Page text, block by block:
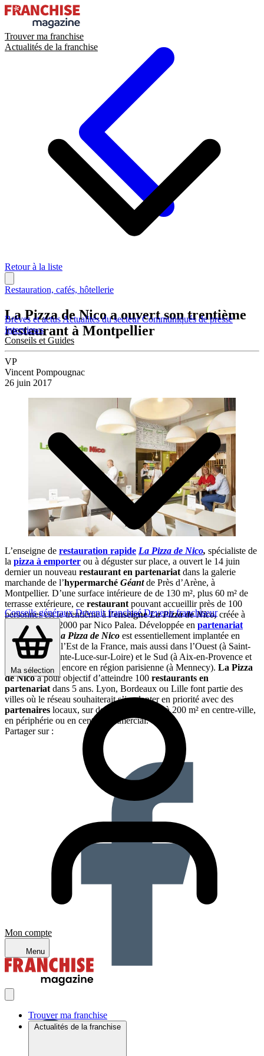
Trouver ma franchise
Actualités de la franchise
Brèves et actusActualités du secteurCommuniqués de presse
Interviews
Conseils et Guides
Conseils générauxDevenir franchiséDevenir franchiseur
Ma sélection
Mon compte
Menu
Trouver ma franchise
Actualités de la franchise
Retour à la liste
Restauration, cafés, hôtellerie
La Pizza de Nico a ouvert son trentième
restaurant à Montpellier
VP
Vincent Pompougnac
26 juin 2017
L’enseigne de restauration rapide La Pizza de Nico, spécialiste de
la pizza à emporter ou à déguster sur place, a ouvert le 14 juin
dernier un nouveau restaurant en partenariat dans la galerie
marchande de l’hypermarché Géantde Près d’Arène, à
Montpellier. D’une surface intérieure de de 130 m², plus 60 m² de
terrasse extérieure, ce restaurant pouvant accueillir près de 100
personnes est le trentième àl’enseigne La Pizza de Nico,créée à
Strasbourg en 2000 par Nico Palea. Développée en partenariat
depuis 2008,
La Pizza de Nico est essentiellement implantée en
Alsace et dans l’Est de la France, mais aussi dans l’Ouest (à Saint-
Herblain et Sainte-Luce-sur-Loire) et le Sud (à Aix-en-Provence et
Perpignan), ou encore en région parisienne (à Mennecy). La Pizza
de Nicoa pour objectif d’atteindre 100 restaurants en
partenariat dans 5 ans. Lyon, Bordeaux ou Lille font partie des
villes où le réseau souhaiterait s’implanter en priorité avec des
partenaires locaux, sur des surfaces de 70 à 200 m² en centre-ville,
en périphérie ou en centre commercial.
Partager sur :